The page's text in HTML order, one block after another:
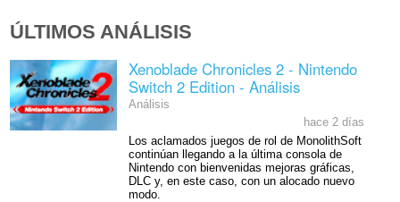
ÚLTIMOS ANÁLISIS
Xenoblade Chronicles 2 - Nintendo
Switch 2 Edition - Análisis
Análisis
hace 2 días
Los aclamados juegos de rol de MonolithSoft
continúan llegando a la última consola de
Nintendo con bienvenidas mejoras gráficas,
DLC y, en este caso, con un alocado nuevo
modo.